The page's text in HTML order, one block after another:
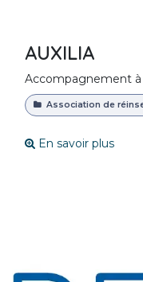
AUXILIA
Accompagnement
Association de
En savoir plus